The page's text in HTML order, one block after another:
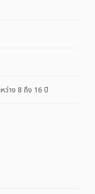
ว่าง 8 ถึง 16 ปี